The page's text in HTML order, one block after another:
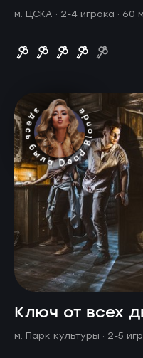
м. ЦСКА · 2-4 игрока · 60
Ключ от всех
м. Парк культуры · 2-5